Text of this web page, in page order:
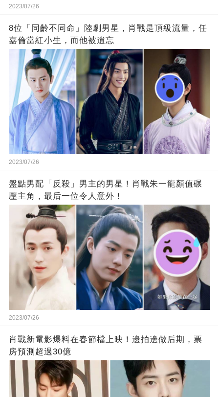
2023/07/26
8位「同齡不同命」陸劇男星，肖戰是頂級流量，任
嘉倫當紅小生，而他被遺忘
2023/07/26
盤點男配「反殺」男主的男星！肖戰朱一龍顏值碾
壓主角，最后一位令人意外！
2023/07/26
肖戰新電影爆料在春節檔上映！邊拍邊做后期，票
房預測超過30億